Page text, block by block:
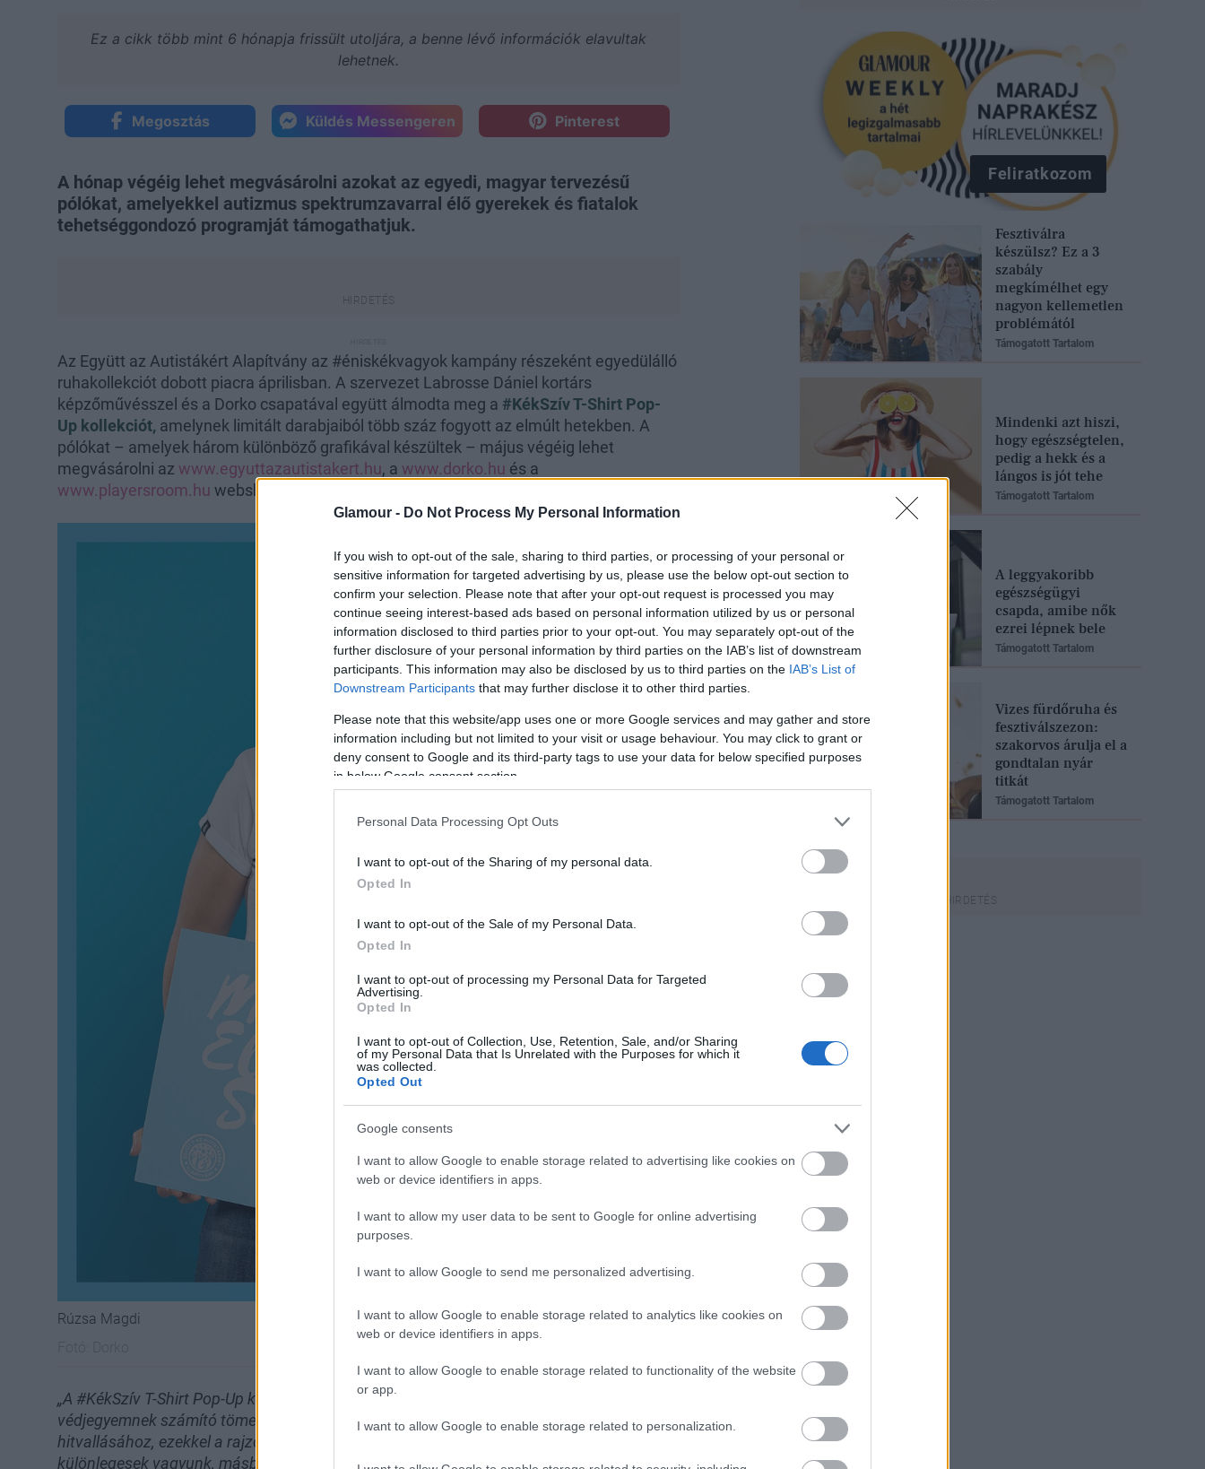
Glamour - Do Not Process My Personal Information
If you wish to opt-out of the sale, sharing to third parties, or processing of your personal or
sensitive information for targeted advertising by us, please use the below opt-out section to
confirm your selection. Please note that after your opt-out request is processed you may
continue seeing interest-based ads based on personal information utilized by us or personal
information disclosed to third parties prior to your opt-out. You may separately opt-out of the
further disclosure of your personal information by third parties on the IAB’s list of downstream
participants. This information may also be disclosed by us to third parties on the IAB’s List of
Downstream Participants that may further disclose it to other third parties.
Please note that this website/app uses one or more Google services and may gather and store
information including but not limited to your visit or usage behaviour. You may click to grant or
deny consent to Google and its third-party tags to use your data for below specified purposes
in below Google consent section.
Personal Data Processing Opt Outs
I want to opt-out of the Sharing of my personal data.
Opted In
I want to opt-out of the Sale of my Personal Data.
Opted In
I want to opt-out of processing my Personal Data for Targeted
Advertising.
Opted In
I want to opt-out of Collection, Use, Retention, Sale, and/or Sharing
of my Personal Data that Is Unrelated with the Purposes for which it
was collected.
Opted Out
Google consents
I want to allow Google to enable storage related to advertising like cookies on
web or device identifiers in apps.
I want to allow my user data to be sent to Google for online advertising
purposes.
I want to allow Google to send me personalized advertising.
I want to allow Google to enable storage related to analytics like cookies on
web or device identifiers in apps.
I want to allow Google to enable storage related to functionality of the website
or app.
I want to allow Google to enable storage related to personalization.
Ez a cikk több mint 6 hónapja frissült utoljára, a benne lévő információk elavultak
lehetnek.
Megosztás Küldés Messengeren Pinterest
A hónap végéig lehet megvásárolni azokat az egyedi, magyar tervezésű
pólókat, amelyekkel autizmus spektrumzavarral élő gyerekek és fiatalok
tehetséggondozó programját támogathatjuk.
Az Együtt az Autistákért Alapítvány az #éniskékvagyok kampány részeként egyedülálló
ruhakollekciót dobott piacra áprilisban. A szervezet Labrosse Dániel kortárs
képzőművésszel és a Dorko csapatával együtt álmodta meg a #KékSzív T-Shirt Pop-
Up kollekciót, amelynek limitált darabjaiból több száz fogyott az elmúlt hetekben. A
pólókat – amelyek három különböző grafikával készültek – május végéig lehet
megvásárolni az www.egyuttazautistakert.hu, a www.dorko.hu és a
www.playersroom.hu webshopokban.
Rúzsa Magdi
„A #KékSzív T-Shirt Pop-Up kollekció számára készített grafikáimban is megjelennek a
védjegyemnek számító tömegrajzok, amelyek tökéletesen illeszkednek az alapítvány
hitvallásához, ezekkel a rajzokkal ugyanis azt szeretném kifejezni, hogy mindannyian
különlegesek vagyunk, másban van tehetségünk, de ennek ellenére– vagy éppen ezért–
Feliratkozom
Fesztiválra
készülsz? Ez a 3
szabály
megkímélhet egy
nagyon kellemetlen
problémától
Támogatott Tartalom
Mindenki azt hiszi,
hogy egészségtelen,
pedig a hekk és a
lángos is jót tehe
Támogatott Tartalom
A leggyakoribb
egészségügyi
csapda, amibe nők
ezrei lépnek bele
Támogatott Tartalom
Vizes fürdőruha és
fesztiválszezon:
szakorvos árulja el a
gondtalan nyár
titkát
Támogatott Tartalom